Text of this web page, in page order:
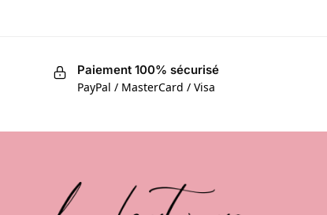
Paiement 100% sécurisé
PayPal / MasterCard / Visa